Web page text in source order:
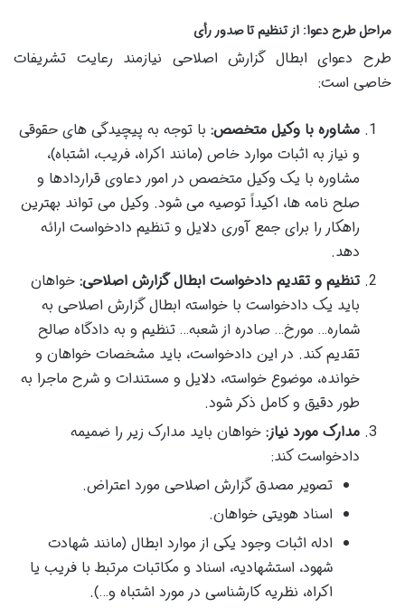
مراحل طرح دعوا: از تنظیم تا صدور رأی
طرح دعوای ابطال گزارش اصلاحی نیازمند رعایت تشریفات
خاصی است:
مشاوره با وکیل متخصص: با توجه به پیچیدگی های حقوقی
و نیاز به اثبات موارد خاص (مانند اکراه، فریب، اشتباه)،
مشاوره با یک وکیل متخصص در امور دعاوی قراردادها و
صلح نامه ها، اکیداً توصیه می شود. وکیل می تواند بهترین
راهکار را برای جمع آوری دلایل و تنظیم دادخواست ارائه
دهد.
تنظیم و تقدیم دادخواست ابطال گزارش اصلاحی: خواهان
باید یک دادخواست با خواسته ابطال گزارش اصلاحی به
شماره… مورخ… صادره از شعبه… تنظیم و به دادگاه صالح
تقدیم کند. در این دادخواست، باید مشخصات خواهان و
خوانده، موضوع خواسته، دلایل و مستندات و شرح ماجرا به
طور دقیق و کامل ذکر شود.
مدارک مورد نیاز: خواهان باید مدارک زیر را ضمیمه
دادخواست کند:
تصویر مصدق گزارش اصلاحی مورد اعتراض.
اسناد هویتی خواهان.
ادله اثبات وجود یکی از موارد ابطال (مانند شهادت
شهود، استشهادیه، اسناد و مکاتبات مرتبط با فریب یا
اکراه، نظریه کارشناسی در مورد اشتباه و…).